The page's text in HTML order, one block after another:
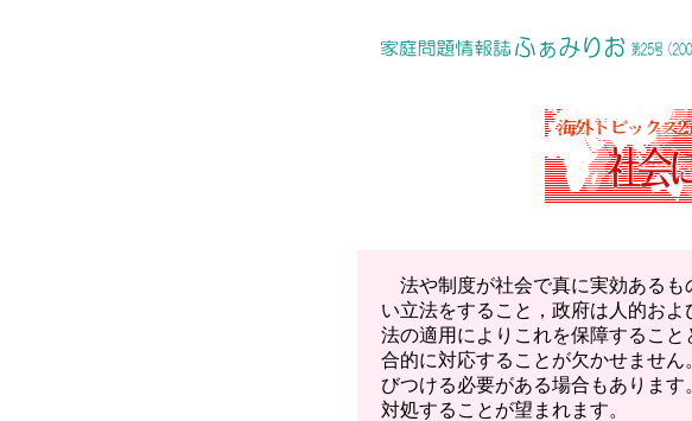
法や制度が社会で真に実効あるも
い立法をすること，政府は人的お
法の適用によりこれを保障するこ
合的に対応することが欠かせませ
びつける必要がある場合もありま
対処することが望まれます。